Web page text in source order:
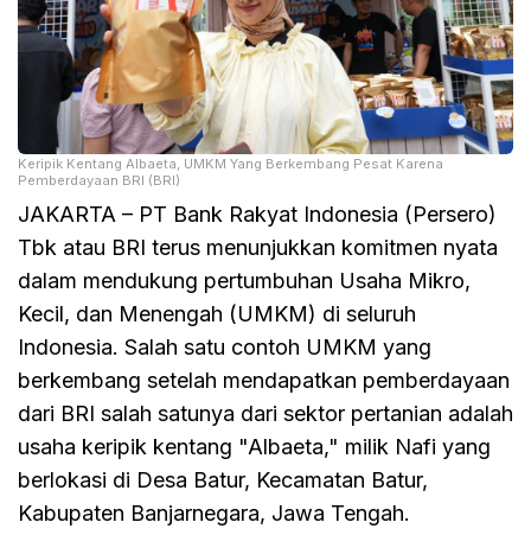
Keripik Kentang Albaeta, UMKM Yang Berkembang Pesat Karena
Pemberdayaan BRI (BRI)
JAKARTA – PT Bank Rakyat Indonesia (Persero)
Tbk atau BRI terus menunjukkan komitmen nyata
dalam mendukung pertumbuhan Usaha Mikro,
Kecil, dan Menengah (UMKM) di seluruh
Indonesia. Salah satu contoh UMKM yang
berkembang setelah mendapatkan pemberdayaan
dari BRI salah satunya dari sektor pertanian adalah
usaha keripik kentang "Albaeta," milik Nafi yang
berlokasi di Desa Batur, Kecamatan Batur,
Kabupaten Banjarnegara, Jawa Tengah.